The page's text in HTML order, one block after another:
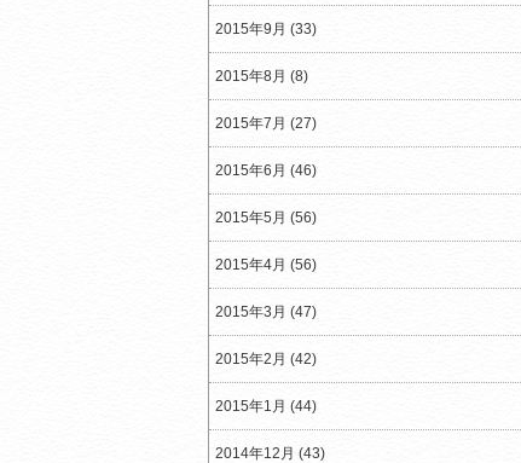
2015年9月 (33)
2015年8月 (8)
2015年7月 (27)
2015年6月 (46)
2015年5月 (56)
2015年4月 (56)
2015年3月 (47)
2015年2月 (42)
2015年1月 (44)
2014年12月 (43)